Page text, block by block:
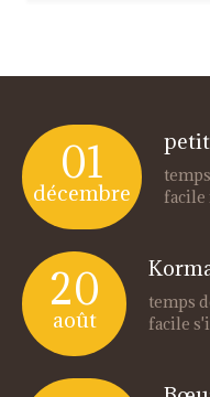
01
décembre
facile
20
août
temps
facile